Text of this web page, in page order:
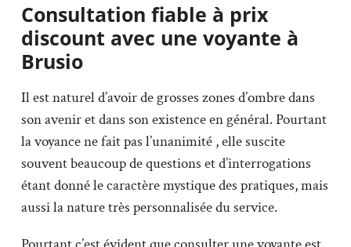
Consultation fiable à prix
discount avec une voyante à
Brusio
Il est naturel d’avoir de grosses zones d’ombre dans
son avenir et dans son existence en général. Pourtant
la voyance ne fait pas l’unanimité , elle suscite
souvent beaucoup de questions et d’interrogations
étant donné le caractère mystique des pratiques, mais
aussi la nature très personnalisée du service.